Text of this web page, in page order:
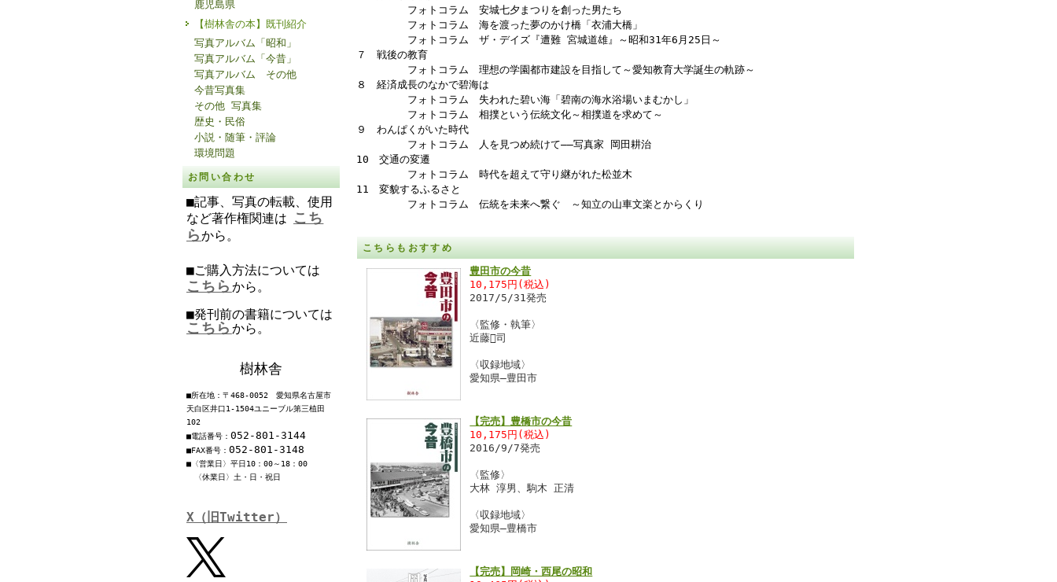
鹿児島県
【樹林舎の本】既刊紹介
写真アルバム「昭和」
写真アルバム「今昔」
写真アルバム その他
今昔写真集
その他 写真集
歴史・民俗
小説・随筆・評論
環境問題
お問い合わせ
■記事、写真の転載、使用
など著作権関連は こち
らから。
■ご購入方法については
こちら から。
■発刊前の書籍については
こちら から。
樹林舎
■所在地：〒468-0052 愛知県名古屋市
天白区井口1-1504ユニーブル第三植田
102
■電話番号： 052-801-3144
■FAX番号： 052-801-3148
■〈営業日〉平日10：00～18：00
〈休業日〉土・日・祝日
X（旧Twitter）
フォトコラム 安城七夕まつりを創った男たち
フォトコラム 海を渡った夢のかけ橋「衣浦大橋」
フォトコラム ザ・デイズ『遭難 宮城道雄』～昭和31年6月25日～
７ 戦後の教育
フォトコラム 理想の学園都市建設を目指して～愛知教育大学誕生の軌跡～
８ 経済成長のなかで碧海は
フォトコラム 失われた碧い海「碧南の海水浴場いまむかし」
フォトコラム 相撲という伝統文化～相撲道を求めて～
９ わんぱくがいた時代
フォトコラム 人を見つめ続けて――写真家 岡田耕治
10 交通の変遷
フォトコラム 時代を超えて守り継がれた松並木
11 変貌するふるさと
フォトコラム 伝統を未来へ繋ぐ ～知立の山車文楽とからくり
こちらもおすすめ
豊田市の今昔
10,175円(税込)
2017/5/31発売
〈監修・執筆〉
近藤司
〈収録地域〉
愛知県―豊田市
【完売】豊橋市の今昔
10,175円(税込)
2016/9/7発売
〈監修〉
大林 淳男、駒木 正清
〈収録地域〉
愛知県―豊橋市
【完売】岡崎・西尾の昭和